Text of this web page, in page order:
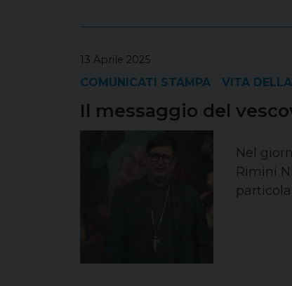
13 Aprile 2025
COMUNICATI STAMPA VITA
Il messaggio del
Nel
Rimini